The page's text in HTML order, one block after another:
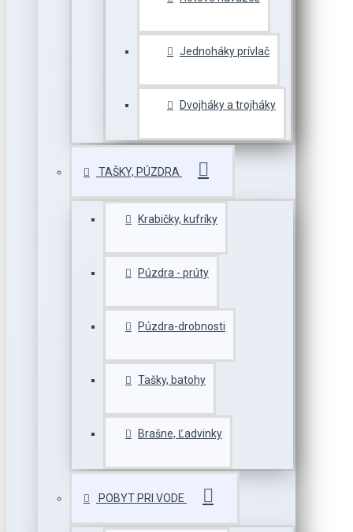
Jednoháky prívlač
Dvojháky a trojháky
TAŠKY, PÚZDRA
Krabičky, kufríky
Púzdra - prúty
Púzdra-drobnosti
Tašky, batohy
Brašne, Ľadvinky
POBYT PRI VODE